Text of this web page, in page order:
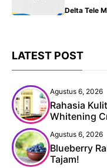
Delta Tele
LATEST POST
Agustus 6, 2026
Rahasia
Whitening
Agustus 6, 2026
Blueberry
Tajam!